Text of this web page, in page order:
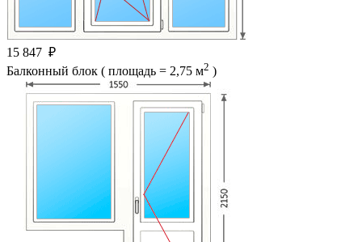
15 847 ₽
Балконный блок ( площадь = 2,75 м2 )